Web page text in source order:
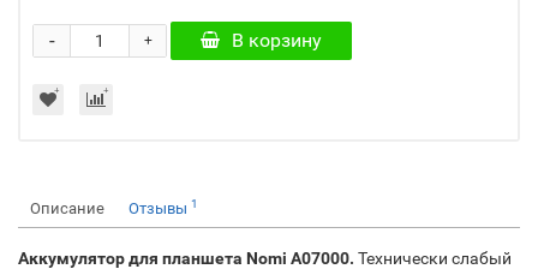
+
- В корзину
Описание Отзывы 1
Аккумулятор для планшета Nomi A07000. Технически слабый